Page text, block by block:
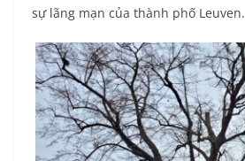
sự lãng mạn của thành phố Leuven.